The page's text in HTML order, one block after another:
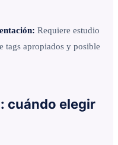
Requiere estudio
tags apropiados y posible
cuándo elegir